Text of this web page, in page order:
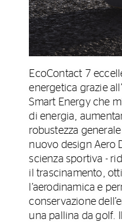
EcoContact 7
energetica grazie
Smart Energy che
di energia,
robustezza
nuovo design Aero
scienza sportiva -
il trascinamento,
l’aerodinamica e
conservazione
una pallina da golf.